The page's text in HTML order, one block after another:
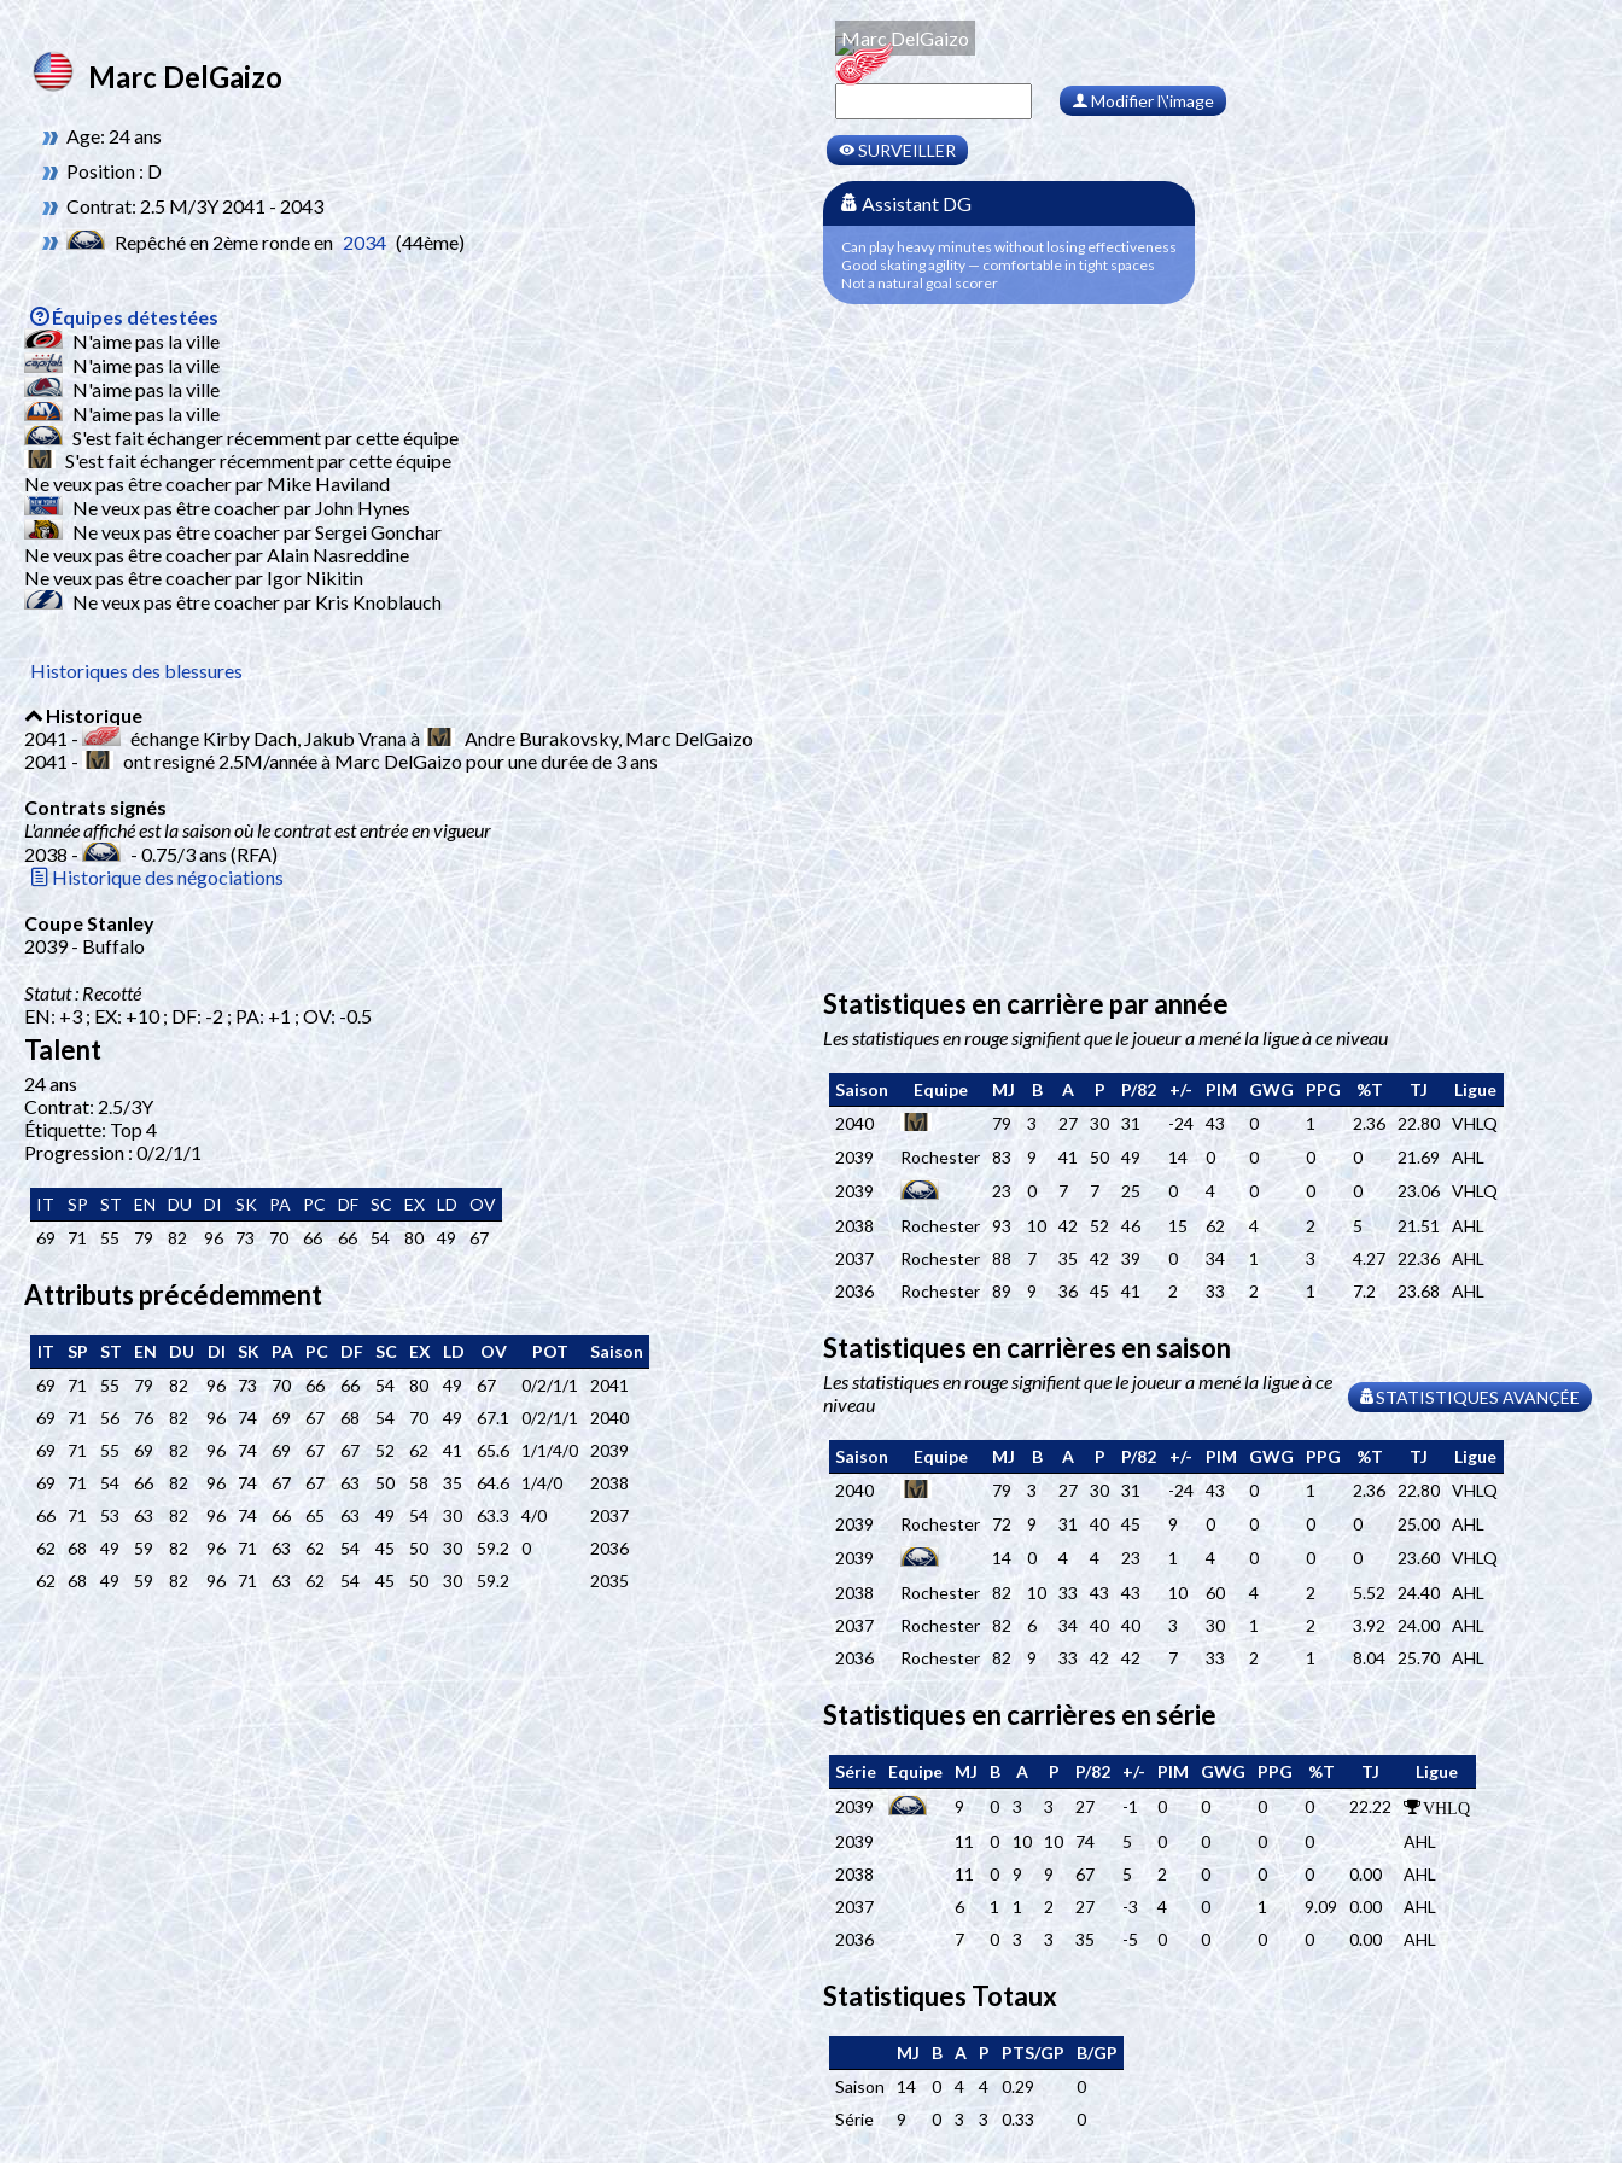
Marc DelGaizo
Age: 24 ans
Position : D
Contrat: 2.5 M/3Y 2041 - 2043
Repêché en 2ème ronde en 2034 (44ème)
Équipes détestées
N'aime pas la ville
N'aime pas la ville
N'aime pas la ville
N'aime pas la ville
S'est fait échanger récemment par cette équipe
S'est fait échanger récemment par cette équipe
Ne veux pas être coacher par Mike Haviland
Ne veux pas être coacher par John Hynes
Ne veux pas être coacher par Sergei Gonchar
Ne veux pas être coacher par Alain Nasreddine
Ne veux pas être coacher par Igor Nikitin
Ne veux pas être coacher par Kris Knoblauch
Historiques des blessures
Historique
2041 -
échange Kirby Dach, Jakub Vrana à
Andre Burakovsky, Marc DelGaizo
2041 -
ont resigné 2.5M/année à Marc DelGaizo pour une durée de 3 ans
Contrats signés
L'année affiché est la saison où le contrat est entrée en vigueur
2038 -
- 0.75/3 ans (RFA)
Historique des négociations
Coupe Stanley
2039 - Buffalo
Marc DelGaizo
Modifier l\'image
SURVEILLER
Assistant DG
Can play heavy minutes without losing effectiveness
Good skating agility — comfortable in tight spaces
Not a natural goal scorer
Statut : Recotté
EN: +3 ; EX: +10 ; DF: -2 ; PA: +1 ; OV: -0.5
Talent
24 ans
Contrat: 2.5/3Y
Étiquette: Top 4
Progression : 0/2/1/1
IT SP ST EN DU DI SK PA PC DF SC EX LD
OV
69
71 55 79 82 96 73 70 66 66 54 80 49 67
Attributs précédemment
IT SP ST EN DU DI SK PA PC DF SC EX LD OV POT
Saison
69
71 55 79 82 96 73 70 66 66 54 80 49 67 0/2/1/1
2041
69
71 56 76 82 96 74 69 67 68 54 70 49 67.1 0/2/1/1
2040
69
71 55 69 82 96 74 69 67 67 52 62 41 65.6 1/1/4/0 2039
69
71 54 66 82 96 74 67 67 63 50 58 35 64.6 1/4/0
2038
66
71 53 63 82 96 74 66 65 63 49 54 30 63.3 4/0
2037
62
68 49 59 82 96 71 63 62 54 45 50 30 59.2 0
2036
62
68 49 59 82 96 71 63 62 54 45 50 30 59.2 2035
Statistiques en carrière par année
Les statistiques en rouge signifient que le joueur a mené la ligue à ce niveau
Saison Equipe MJ B A P P/82 +/- PIM GWG PPG %T TJ
Ligue
2040
79 3 27 30 31 -24 43 0 1 2.36 22.80 VHLQ
2039
Rochester 83 9 41 50 49 14 0 0 0 0 21.69
AHL
2039
23 0 7 7 25 0 4 0 0 0 23.06 VHLQ
2038
Rochester 93 10 42 52 46 15 62 4 2 5 21.51
AHL
2037
Rochester 88 7 35 42 39 0 34 1 3 4.27 22.36 AHL
2036
Rochester 89 9 36 45 41 2 33 2 1 7.2 23.68 AHL
Statistiques en carrières en saison
STATISTIQUES AVANÇÉE
Les statistiques en rouge signifient que le joueur a mené la ligue à ce
niveau
Saison Equipe MJ B A P P/82 +/- PIM GWG PPG %T TJ
Ligue
2040
79 3 27 30 31 -24 43 0 1 2.36 22.80 VHLQ
2039
Rochester 72 9 31 40 45 9 0 0 0 0 25.00 AHL
2039
14 0 4 4 23 1 4 0 0 0 23.60 VHLQ
2038
Rochester 82 10 33 43 43 10 60 4 2 5.52 24.40 AHL
2037
Rochester 82 6 34 40 40 3 30 1 2 3.92 24.00 AHL
2036
Rochester 82 9 33 42 42 7 33 2 1 8.04 25.70 AHL
Statistiques en carrières en série
Série Equipe MJ B A P P/82 +/- PIM GWG PPG %T TJ
Ligue
2039
9 0 3 3 27 -1 0 0 0 0 22.22 VHLQ
2039 11 0 10 10 74 5 0 0 0 0
AHL
2038
11 0 9 9 67 5 2 0 0 0 0.00
AHL
2037
6 1 1 2 27 -3 4 0 1 9.09 0.00
AHL
2036
7 0 3 3 35 -5 0 0 0 0 0.00 AHL
Statistiques Totaux
MJ B A P PTS/GP
B/GP
Saison
14 0 4 4 0.29
0
Série
9 0 3 3 0.33 0